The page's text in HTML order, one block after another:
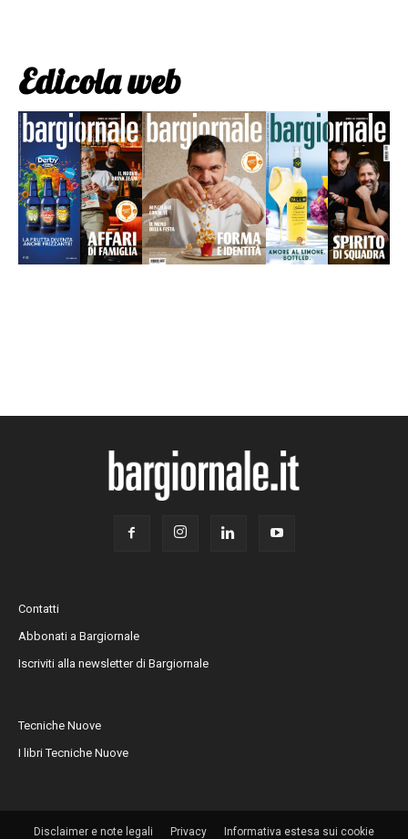
Edicola web
Contatti
Abbonati a Bargiornale
Iscriviti alla newsletter di Bargiornale
Tecniche Nuove
I libri Tecniche Nuove
Disclaimer e note legali Privacy Informativa estesa sui cookie